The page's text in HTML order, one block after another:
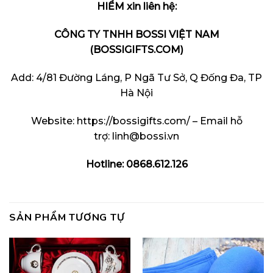
HIỂM xin liên hệ:
CÔNG TY TNHH BOSSI VIỆT NAM
(BOSSIGIFTS.COM)
Add: 4/81 Đường Láng, P Ngã Tư Sở, Q Đống Đa, TP
Hà Nội
Website: https://bossigifts.com/– Email hỗ
trợ: linh@bossi.vn
Hotline: 0868.612.126
SẢN PHẨM TƯƠNG TỰ